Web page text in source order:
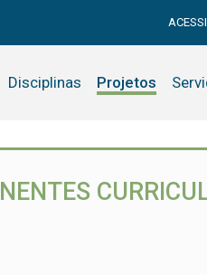
Disciplinas Projetos